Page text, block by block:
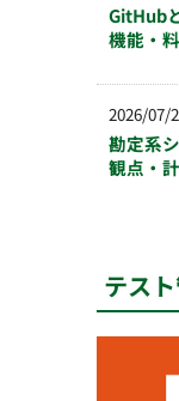
GitHub
機能・
2026/07/
勘定系
観点・
テス